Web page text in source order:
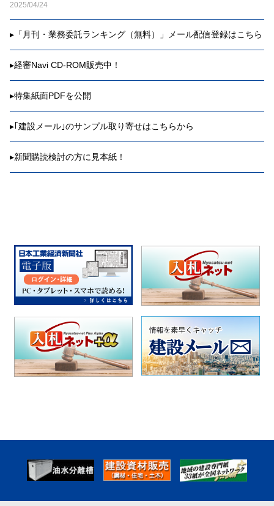
2025/04/24
▸ 「月刊・業務委託ランキング（無料）」メール配信登録はこちら
▸経審Navi CD-ROM販売中！
▸特集紙面PDFを公開
▸｢建設メール｣のサンプル取り寄せはこちらから
▸新聞購読検討の方に見本紙！